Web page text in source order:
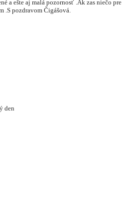
a ešte aj malá pozornosť .Ak zas niečo pre
.S pozdravom Čigášová.
den